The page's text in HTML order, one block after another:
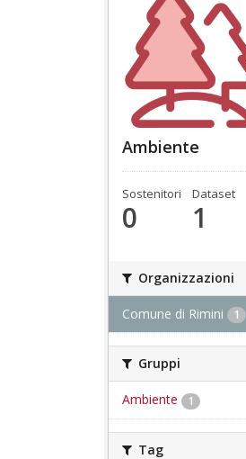
Ambiente
Sostenitori
0
Dataset
1
Organizzazioni
Comune di Rimini 1
Gruppi
Ambiente 1
Tag